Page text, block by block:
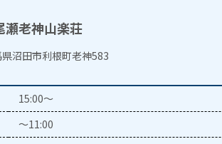
瀬老神山楽荘
沼田市利根町老神583
15:00～
～11:00